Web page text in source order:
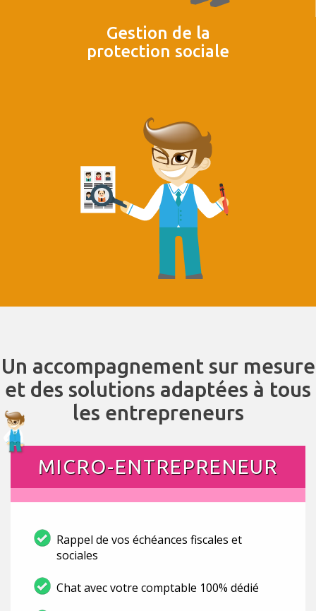
Gestion de la
protection sociale
Un accompagnement sur mesure
et des solutions adaptées à tous
les entrepreneurs
MICRO-ENTREPRENEUR
Rappel de vos échéances fiscales et
sociales
Chat avec votre comptable 100% dédié